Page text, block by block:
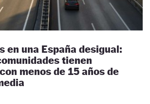
en una España desigual:
tienen
menos de 15 años de